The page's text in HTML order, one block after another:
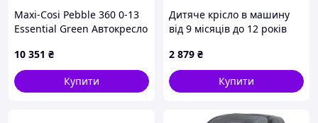
Maxi-Cosi Pebble 360 0-13
Essential Green Автокресло
10 351 ₴
Купити
Дитяче крісло в машину
від 9 місяців до 12 років
2 879 ₴
Купити